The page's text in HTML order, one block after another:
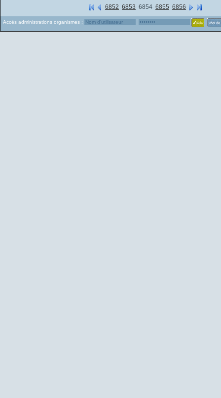
6852 6853 6854 6855 6856
Accès administrations organismes :